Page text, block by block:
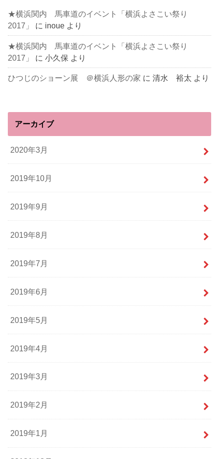
★横浜関内 馬車道のイベント「横浜よさこい祭り
2017」
に inoue より
★横浜関内 馬車道のイベント「横浜よさこい祭り
2017」
に小久保 より
ひつじのショーン展 ＠横浜人形の家 に清水 裕太 より
アーカイブ
2020年3月
2019年10月
2019年9月
2019年8月
2019年7月
2019年6月
2019年5月
2019年4月
2019年3月
2019年2月
2019年1月